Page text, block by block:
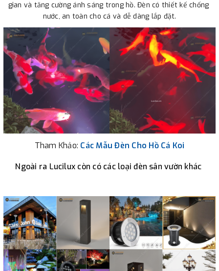
gian và tăng cường ánh sáng trong hồ. Đèn có thiết kế chống
nước, an toàn cho cá và dễ dàng lắp đặt.
Tham Khảo: Các Mẫu Đèn Cho Hồ Cá Koi
Ngoài ra Lucilux còn có các loại đèn sân vườn khác